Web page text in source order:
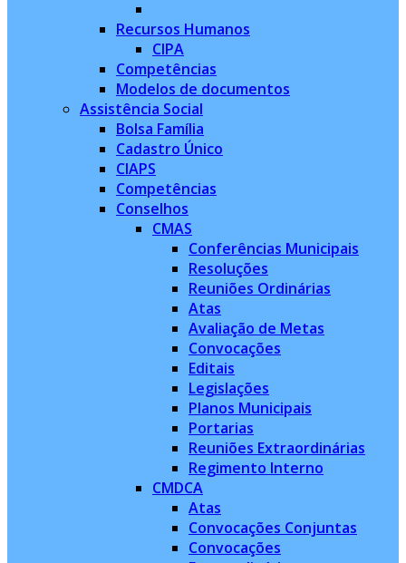
Recursos Humanos
CIPA
Competências
Modelos de documentos
Assistência Social
Bolsa Família
Cadastro Único
CIAPS
Competências
Conselhos
CMAS
Conferências Municipais
Resoluções
Reuniões Ordinárias
Atas
Avaliação de Metas
Convocações
Editais
Legislações
Planos Municipais
Portarias
Reuniões Extraordinárias
Regimento Interno
CMDCA
Atas
Convocações Conjuntas
Convocações